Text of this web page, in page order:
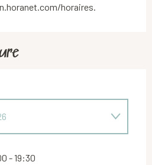
horaires.
- 19:30